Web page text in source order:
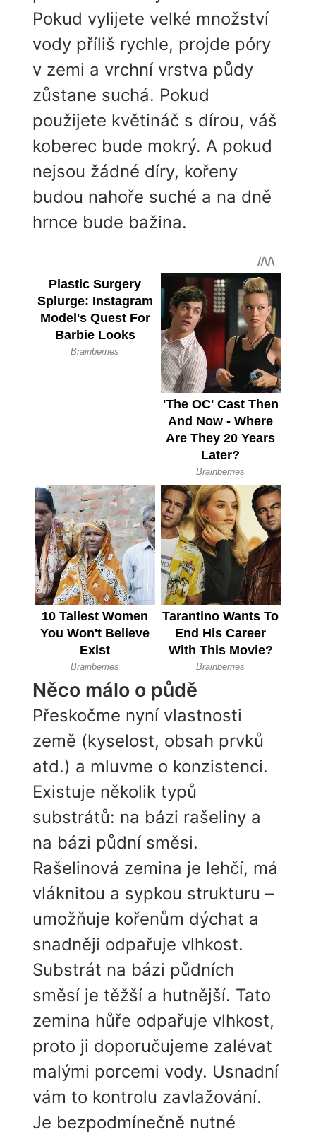
Pokud vylijete velké množství
vody příliš rychle, projde póry
v zemi a vrchní vrstva půdy
zůstane suchá. Pokud
použijete květináč s dírou, váš
koberec bude mokrý. A pokud
nejsou žádné díry, kořeny
budou nahoře suché a na dně
hrnce bude bažina.
Něco málo o půdě
Přeskočme nyní vlastnosti
země (kyselost, obsah prvků
atd.) a mluvme o konzistenci.
Existuje několik typů
substrátů: na bázi rašeliny a
na bázi půdní směsi.
Rašelinová zemina je lehčí, má
vláknitou a sypkou strukturu –
umožňuje kořenům dýchat a
snadněji odpařuje vlhkost.
Substrát na bázi půdních
směsí je těžší a hutnější. Tato
zemina hůře odpařuje vlhkost,
proto ji doporučujeme zalévat
malými porcemi vody. Usnadní
vám to kontrolu zavlažování.
Je bezpodmínečně nutné